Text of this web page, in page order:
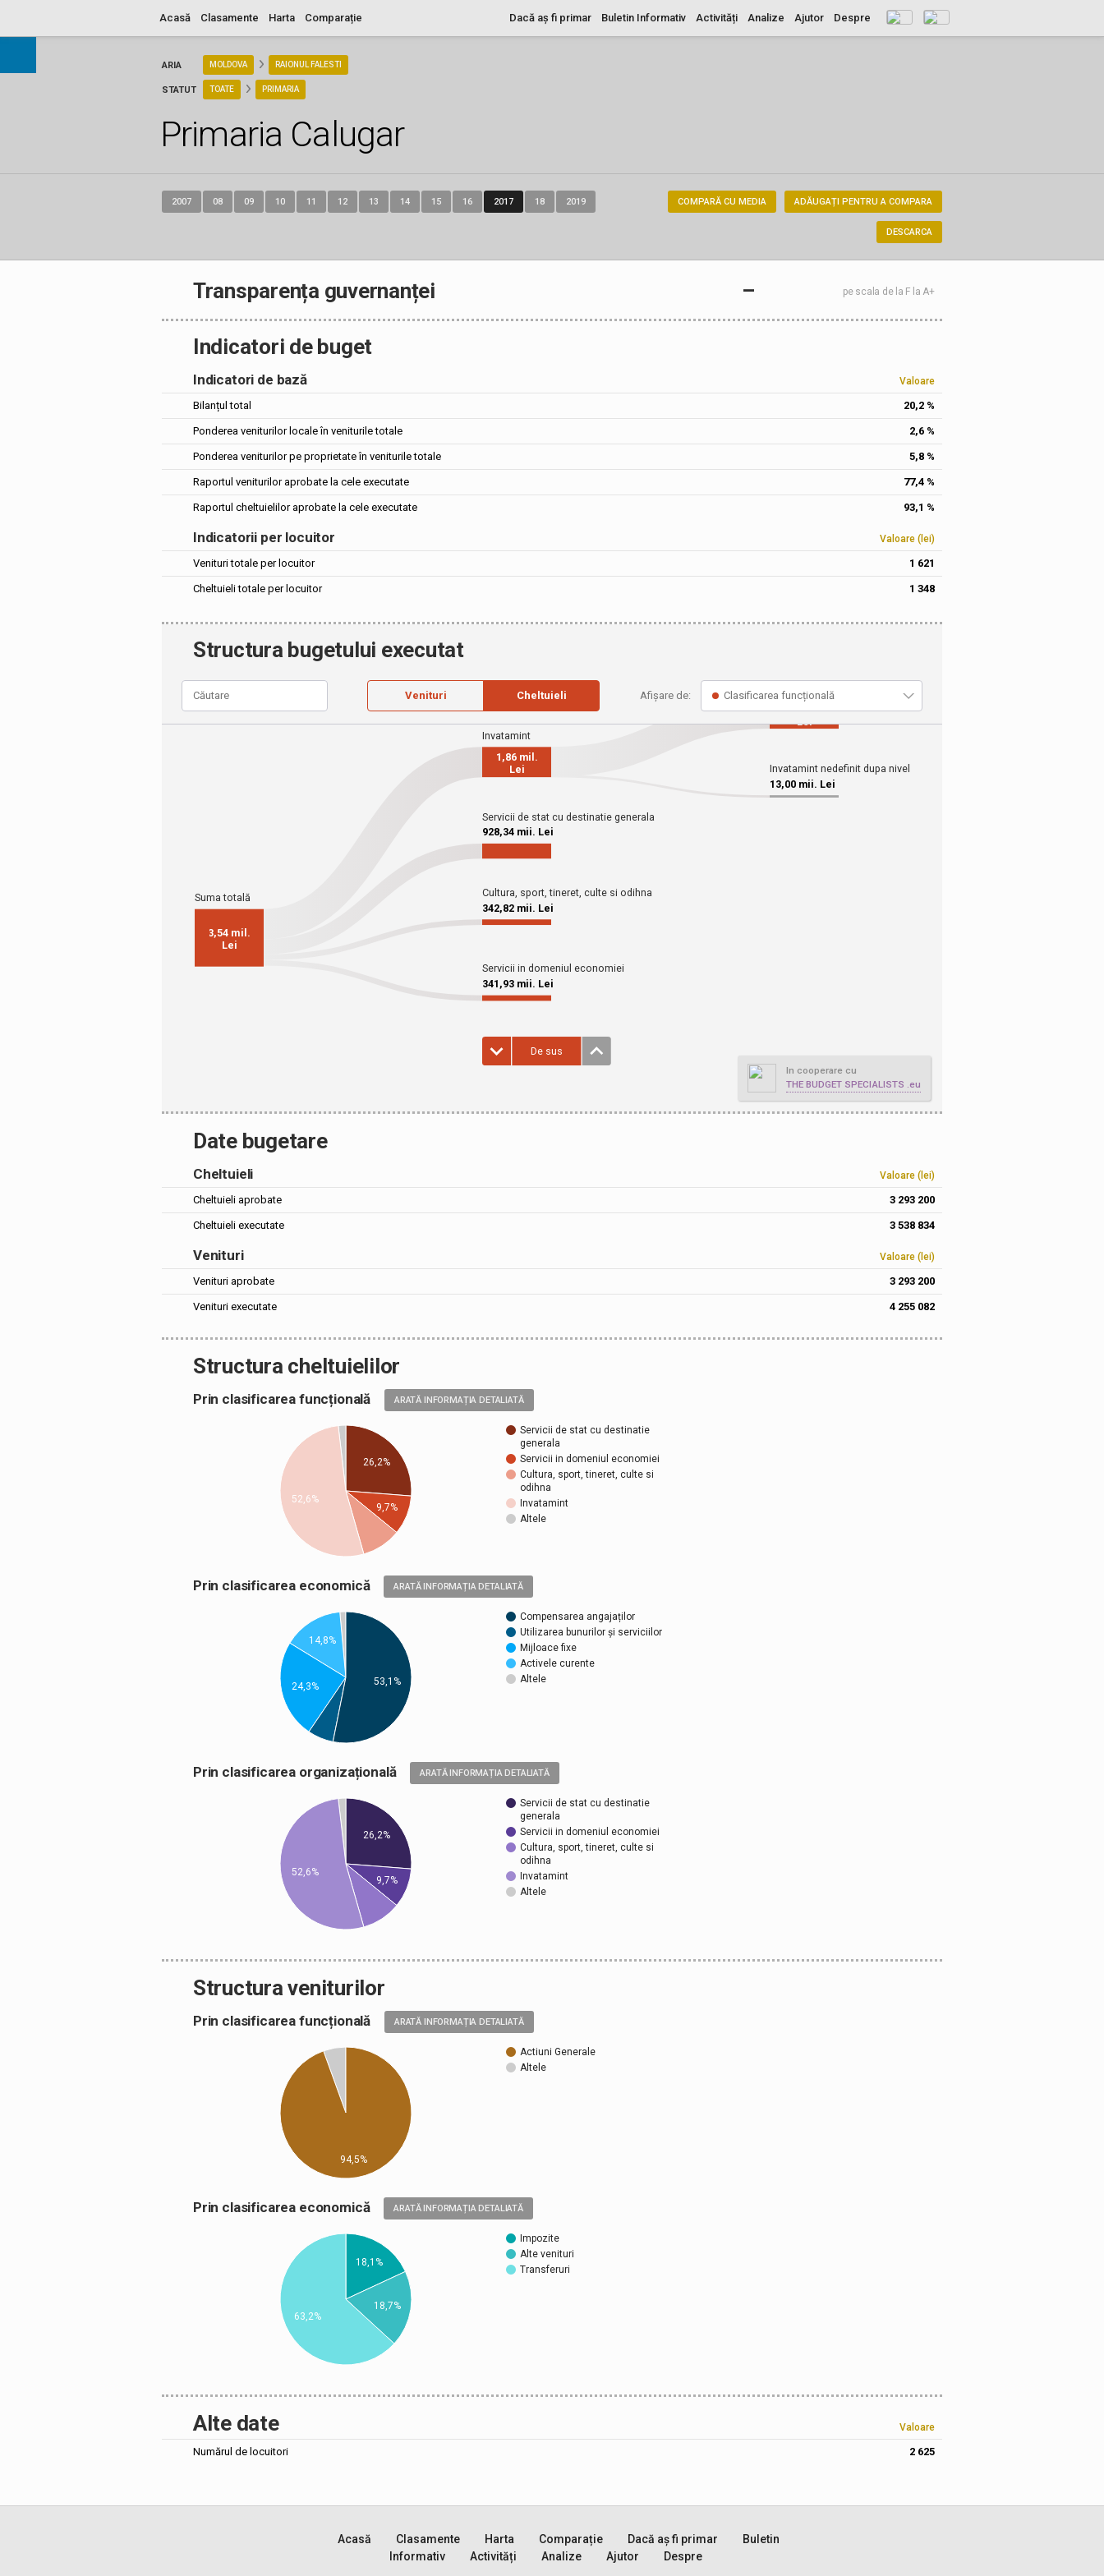
Acasă Despre
Clasamente Ajutor
Analize
Harta Activități
Buletin Informativ
Comparație Dacă aș fi primar
ARIA
STATUT
MOLDOVA RAIONUL FALESTI
TOATE PRIMARIA
Primaria Calugar
2007 08 09 10 11 12 13 14 15 16 2017 18 2019 ADĂUGAȚI PENTRU A COMPARA
COMPARĂ CU MEDIA
DESCARCA
Transparența guvernanței – pe scala de la F la A+
Indicatori de buget
Indicatori de bază Valoare
Bilanțul total 20,2 %
Ponderea veniturilor locale în veniturile totale 2,6 %
Ponderea veniturilor pe proprietate în veniturile totale 5,8 %
Raportul veniturilor aprobate la cele executate 77,4 %
Raportul cheltuielilor aprobate la cele executate 93,1 %
Indicatorii per locuitor Valoare (lei)
Venituri totale per locuitor 1 621
Cheltuieli totale per locuitor 1 348
Structura bugetului executat
In cooperare cu
THE BUDGET SPECIALISTS .eu
Date bugetare
Cheltuieli Valoare (lei)
Cheltuieli aprobate 3 293 200
Cheltuieli executate 3 538 834
Venituri Valoare (lei)
Venituri aprobate 3 293 200
Venituri executate 4 255 082
Structura cheltuielilor
Prin clasificarea funcțională ARATĂ INFORMAȚIA DETALIATĂ
Servicii de stat cu destinatie
generala
Servicii in domeniul economiei
Cultura, sport, tineret, culte si
odihna
Invatamint
Altele
26,2%
9,7%
52,6%
Prin clasificarea economică ARATĂ INFORMAȚIA DETALIATĂ
Compensarea angajaților
Utilizarea bunurilor și serviciilor
Mijloace fixe
Activele curente
Altele
14,8%
24,3% 53,1%
Prin clasificarea organizațională ARATĂ INFORMAȚIA DETALIATĂ
Servicii de stat cu destinatie
generala
Servicii in domeniul economiei
Cultura, sport, tineret, culte si
odihna
Invatamint
Altele
26,2%
9,7%
52,6%
Structura veniturilor
Prin clasificarea funcțională ARATĂ INFORMAȚIA DETALIATĂ
Actiuni Generale
Altele
94,5%
Prin clasificarea economică ARATĂ INFORMAȚIA DETALIATĂ
Impozite
Alte venituri
Transferuri
18,1%
18,7%
63,2%
Alte date Valoare
Numărul de locuitori 2 625
Acasă Clasamente Harta Comparație Dacă aș fi primar
Buletin
Informativ
Activități Analize Ajutor Despre